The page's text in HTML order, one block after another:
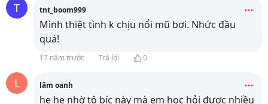
T tnt_boom999
Mình thiệt tình k chịu nổi mũ bơi. Nhức đầu
quá!
17 năm trước Trả lời 0
L lâm oanh
he he nhờ tô bíc này mà em học hỏi được nhiều